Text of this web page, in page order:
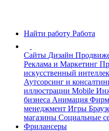
Найти работу Работа
Сайты Дизайн
Реклама и Маркетинг
искусственный
Аутсорсинг и
иллюстрации Mobile
бизнеса Анимация
менеджмент Игры
магазины Социальные
Фрилансеры